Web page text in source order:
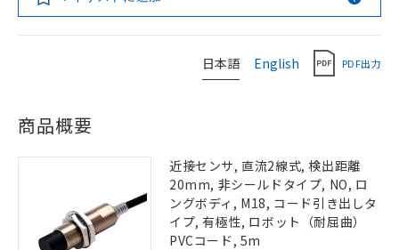
日本語 English PDF出力
商品概要
近接センサ, 直流2線式, 検出距離
20mm, 非シールドタイプ, NO, ロ
ングボディ, M18, コード引き出しタ
イプ, 有極性, ロボット（耐屈曲）
PVCコード, 5m